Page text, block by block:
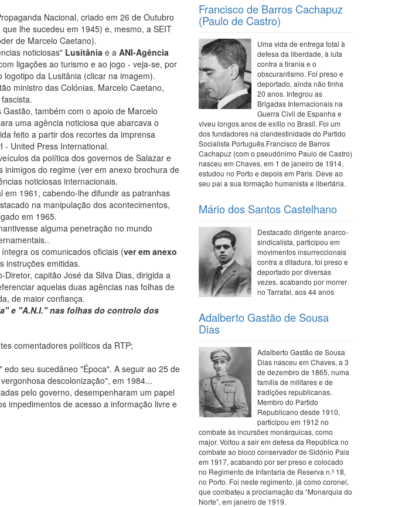
Nacional, criado em 26 de Outubro
lhe sucedeu em 1945) e, mesmo, a SEIT
de Marcelo Caetano).
noticiosas" Lusitânia e a ANI-Agência
ligações ao turismo e ao jogo - veja-se, por
logotipo da Lusitânia (clicar na imagem).
ministro das Colónias, Marcelo Caetano,
também com o apoio de Marcelo
uma agência noticiosa que abarcava o
feito a partir dos recortes da imprensa
- United Press International.
da política dos governos de Salazar e
do regime (ver em anexo brochura de
noticiosas internacionais.
1961, cabendo-lhe difundir as patranhas
na manipulação dos acontecimentos,
em 1965.
alguma penetração no mundo
os comunicados oficiais (ver em anexo
instruções emitidas.
capitão José da Silva Dias, dirigida a
aquelas duas agências nas folhas de
de maior confiança.
e "A.N.I." nas folhas do controlo dos
comentadores políticos da RTP;
seu sucedâneo "Época". A seguir ao 25 de
descolonização", em 1984...
pelo governo, desempenharam um papel
impedimentos de acesso a informação livre e
Francisco de Barros Cachapuz
(Paulo de Castro)
Uma vida de entrega total à
defesa da liberdade, à luta
contra a tirania e o
obscurantismo. Foi preso e
deportado, ainda não tinha
20 anos. Integrou as
Brigadas Internacionais na
Guerra Civil de Espanha e
viveu longos anos de exílio no Brasil. Foi um
dos fundadores na clandestinidade do Partido
Socialista Português.Francisco de Barros
Cachapuz (com o pseudónimo Paulo de Castro)
nasceu em Chaves, em 1 de janeiro de 1914,
estudou no Porto e depois em Paris. Deve ao
seu pai a sua formação humanista e libertária.
Mário dos Santos Castelhano
Destacado dirigente anarco-
sindicalista, participou em
movimentos insurreccionais
contra a ditadura, foi preso e
deportado por diversas
vezes, acabando por morrer
no Tarrafal, aos 44 anos
Adalberto Gastão de Sousa
Dias
Adalberto Gastão de Sousa
Dias nasceu em Chaves, a 3
de dezembro de 1865, numa
família de militares e de
tradições republicanas.
Membro do Partido
Republicano desde 1910,
participou em 1912 no
combate às incursões monárquicas, como
major. Voltou a sair em defesa da República no
combate ao bloco conservador de Sidónio Pais
em 1917, acabando por ser preso e colocado
no Regimento de Infantaria de Reserva n.º 18,
no Porto. Foi neste regimento, já como coronel,
que combateu a proclamação da “Monarquia do
Norte”, em janeiro de 1919.